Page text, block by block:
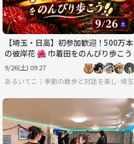
【埼玉・日高】初参加歓迎！500万本
の彼岸花 🌺 巾着田をのんびり歩こう
9/26(土) 09:27
​​あるいてこ｜季節の散歩と対話を楽しむ会
埼玉